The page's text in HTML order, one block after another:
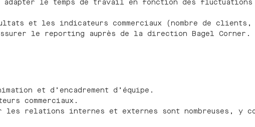
le temps de travail en fonction des
et les indicateurs commerciaux (nombre de clients,
le reporting auprès de la direction Bagel Corner.
et d’encadrement d’équipe.
commerciaux.
relations internes et externes sont nombreuses, y